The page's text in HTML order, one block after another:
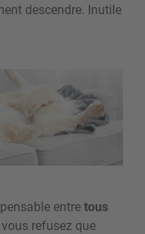
descendre. Inutile
entretous
refusez que